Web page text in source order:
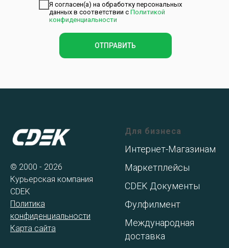
Я согласен(а) на обработку персональных
данных в соответствии с Политикой
конфиденциальности
ОТПРАВИТЬ
© 2000 - 2026
Курьерская компания
CDEK
Политика
конфиденциальности
Карта сайта
Для бизнеса
Интернет-Магазинам
Маркетплейсы
CDEK Документы
Фулфилмент
Международная
доставка